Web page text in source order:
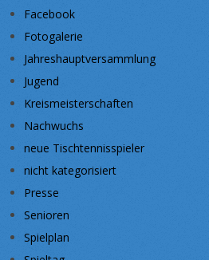
Facebook
Fotogalerie
Jahreshauptversammlung
Jugend
Kreismeisterschaften
Nachwuchs
neue Tischtennisspieler
nicht kategorisiert
Presse
Senioren
Spielplan